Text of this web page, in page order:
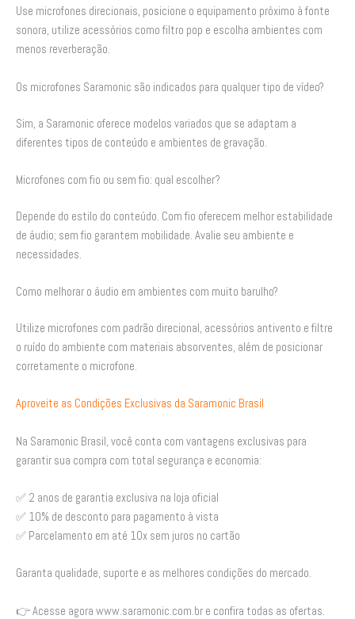
Use microfones direcionais, posicione o equipamento próximo à fonte
sonora, utilize acessórios como filtro pop e escolha ambientes com
menos reverberação.
Os microfones Saramonic são indicados para qualquer tipo de vídeo?
Sim, a Saramonic oferece modelos variados que se adaptam a
diferentes tipos de conteúdo e ambientes de gravação.
Microfones com fio ou sem fio: qual escolher?
Depende do estilo do conteúdo. Com fio oferecem melhor estabilidade
de áudio; sem fio garantem mobilidade. Avalie seu ambiente e
necessidades.
Como melhorar o áudio em ambientes com muito barulho?
Utilize microfones com padrão direcional, acessórios antivento e filtre
o ruído do ambiente com materiais absorventes, além de posicionar
corretamente o microfone.
Aproveite as Condições Exclusivas da Saramonic Brasil
Na Saramonic Brasil, você conta com vantagens exclusivas para
garantir sua compra com total segurança e economia:
✅ 2 anos de garantia exclusiva na loja oficial
✅ 10% de desconto para pagamento à vista
✅ Parcelamento em até 10x sem juros no cartão
Garanta qualidade, suporte e as melhores condições do mercado.
👉 Acesse agora www.saramonic.com.br e confira todas as ofertas.